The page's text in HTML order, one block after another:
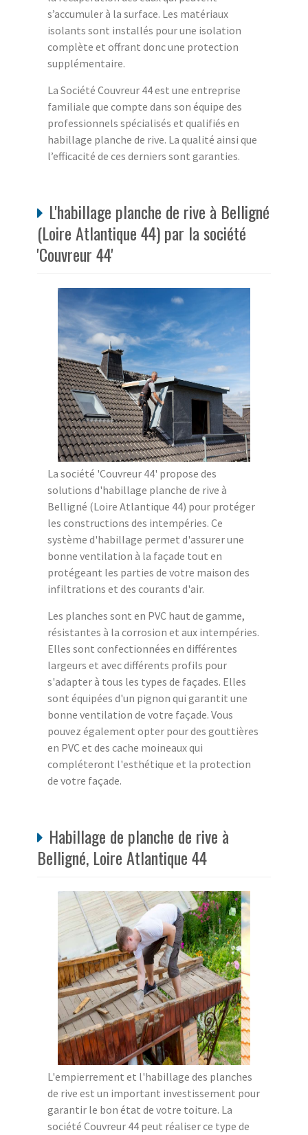
s’accumuler à la surface. Les matériaux
isolants sont installés pour une isolation
complète et offrant donc une protection
supplémentaire.
La Société Couvreur 44 est une entreprise
familiale que compte dans son équipe des
professionnels spécialisés et qualifiés en
habillage planche de rive. La qualité ainsi que
l’efficacité de ces derniers sont garanties.
L'habillage planche de rive à Belligné
(Loire Atlantique 44) par la société
'Couvreur 44'
La société 'Couvreur 44' propose des
solutions d'habillage planche de rive à
Belligné (Loire Atlantique 44) pour protéger
les constructions des intempéries. Ce
système d'habillage permet d'assurer une
bonne ventilation à la façade tout en
protégeant les parties de votre maison des
infiltrations et des courants d'air.
Les planches sont en PVC haut de gamme,
résistantes à la corrosion et aux intempéries.
Elles sont confectionnées en différentes
largeurs et avec différents profils pour
s'adapter à tous les types de façades. Elles
sont équipées d'un pignon qui garantit une
bonne ventilation de votre façade. Vous
pouvez également opter pour des gouttières
en PVC et des cache moineaux qui
compléteront l'esthétique et la protection
de votre façade.
Habillage de planche de rive à
Belligné, Loire Atlantique 44
L'empierrement et l'habillage des planches
de rive est un important investissement pour
garantir le bon état de votre toiture. La
société Couvreur 44 peut réaliser ce type de